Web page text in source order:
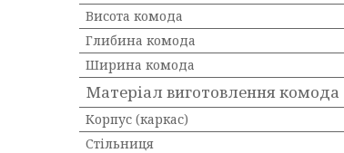
Висота комода
Глибина комода
Ширина комода
Матеріал виготовлення комода
Корпус (каркас)
Стільниця